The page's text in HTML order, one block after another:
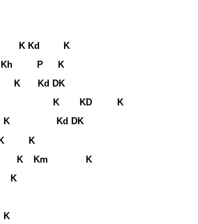
K Kd K
Kh P K
K Kd DK
K KD K
K Kd DK
K K
K Km K
K
K